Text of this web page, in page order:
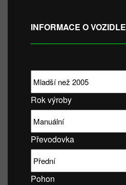
INFORMACE O VOZIDLE
Rok výroby
Převodovka
Pohon